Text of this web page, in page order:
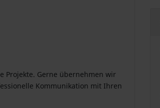
Projekte. Gerne übernehmen wir
Kommunikation mit Ihren